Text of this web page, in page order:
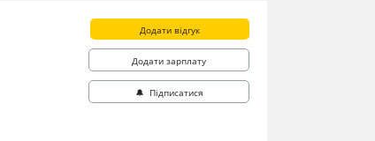
Додати відгук
Додати зарплату
🔔 Підписатися